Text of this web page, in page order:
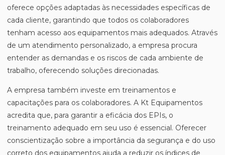
oferece opções adaptadas às necessidades específicas de
cada cliente, garantindo que todos os colaboradores
tenham acesso aos equipamentos mais adequados. Através
de um atendimento personalizado, a empresa procura
entender as demandas e os riscos de cada ambiente de
trabalho, oferecendo soluções direcionadas.
A empresa também investe em treinamentos e
capacitações para os colaboradores. A Kt Equipamentos
acredita que, para garantir a eficácia dos EPIs, o
treinamento adequado em seu uso é essencial. Oferecer
conscientização sobre a importância da segurança e do uso
correto dos equipamentos ajuda a reduzir os índices de